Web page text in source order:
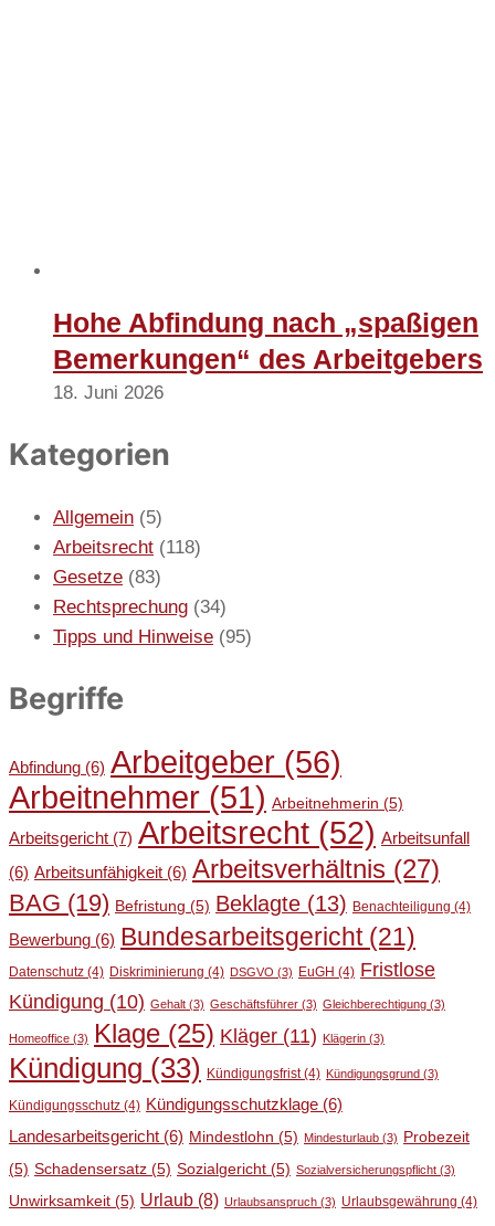
Hohe Abfindung nach „spaßigen
Bemerkungen“ des Arbeitgebers
18. Juni 2026
Kategorien
Allgemein (5)
Arbeitsrecht (118)
Gesetze (83)
Rechtsprechung (34)
Tipps und Hinweise (95)
Begriffe
Abfindung (6) Arbeitgeber (56)
Arbeitnehmer (51) Arbeitnehmerin (5)
Arbeitsgericht (7) Arbeitsrecht (52) Arbeitsunfall
(6) Arbeitsunfähigkeit (6) Arbeitsverhältnis (27)
BAG (19) Befristung (5) Beklagte (13) Benachteiligung (4)
Bewerbung (6) Bundesarbeitsgericht(21)
Datenschutz (4) Diskriminierung (4) DSGVO (3) EuGH (4) Fristlose
Kündigung (10) Gehalt (3) Geschäftsführer (3) Gleichberechtigung (3)
Homeoffice (3) Klage (25) Kläger (11) Klägerin (3)
Kündigung (33) Kündigungsfrist(4) Kündigungsgrund (3)
Kündigungsschutz (4) Kündigungsschutzklage (6)
Landesarbeitsgericht (6) Mindestlohn (5) Mindesturlaub (3)
Probezeit
(5) Schadensersatz (5) Sozialgericht (5) Sozialversicherungspflicht (3)
Unwirksamkeit (5) Urlaub (8) Urlaubsanspruch (3) Urlaubsgewährung (4)